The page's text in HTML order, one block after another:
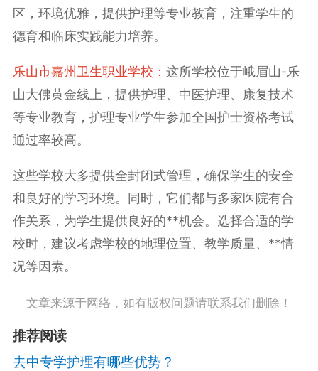
区，环境优雅，提供护理等专业教育，注重学生的
德育和临床实践能力培养‌。
‌乐山市嘉州卫生职业学校‌： 这所学校位于峨眉山-乐
山大佛黄金线上，提供护理、中医护理、康复技术
等专业教育，护理专业学生参加全国护士资格考试
通过率较高‌。
这些学校大多提供全封闭式管理，确保学生的安全
和良好的学习环境。同时，它们都与多家医院有合
作关系，为学生提供良好的**机会。选择合适的学
校时，建议考虑学校的地理位置、教学质量、**情
况等因素。
文章来源于网络，如有版权问题请联系我们删除！
推荐阅读
去中专学护理有哪些优势？